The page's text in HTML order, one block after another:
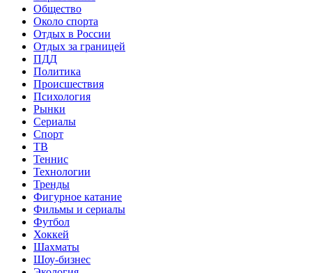
Общество
Около спорта
Отдых в России
Отдых за границей
ПДД
Политика
Происшествия
Психология
Рынки
Сериалы
Спорт
ТВ
Теннис
Технологии
Тренды
Фигурное катание
Фильмы и сериалы
Футбол
Хоккей
Шахматы
Шоу-бизнес